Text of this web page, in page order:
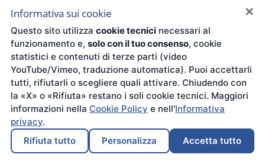
12-11-2019
Bando di concorso per il conferimento agli
studenti di collaborazioni a tempo parziale per
l’a.a. 2019/2020 – Prot. 6637/A35
07-11-2019
Procedura selettiva pubblica, per soli titoli, per
l’individuazione di destinatari di contratti di
insegnamento nei Corsi di Base – Prot. n. 6481/A35
Informativa sui cookie
Questo sito utilizza cookie tecnicinecessari al
funzionamento e, solo con il tuo consenso, cookie
statistici e contenuti di terze parti (video
YouTube/Vimeo, traduzione automatica). Puoi accettarli
tutti, rifiutarli o scegliere quali attivare. Chiudendo con
la «X» o «Rifiuta» restano i soli cookie tecnici. Maggiori
informazioni nella Cookie Policy e nell'Informativa
privacy.
Rifiuta tutto
Personalizza Accetta tutto
×